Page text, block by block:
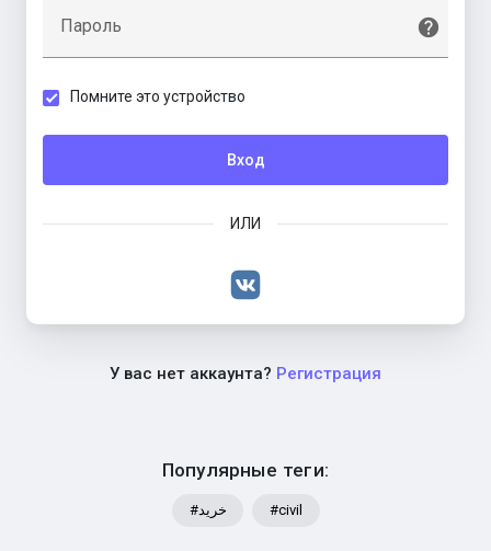
Популярные теги:
#خرید #civil
Пароль
Помните это устройство
Вход
ИЛИ
У вас нет аккаунта? Регистрация